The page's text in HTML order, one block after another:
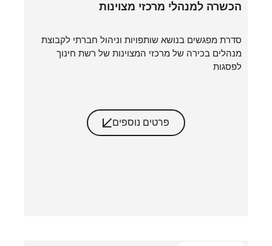
הכשרה למנהלי מרכזי מצוינות
סדרת מפגשים בנושא שותפויות וניהול חברתי לקבוצת
מנהלים בכירה של מרכזי המצוינות של רשת חינוך
לפסגות
פרטים נוספים